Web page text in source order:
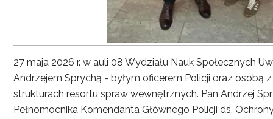
27 maja 2026 r. w auli 08 Wydziału Nauk Społecznych
Andrzejem Sprychą - byłym oficerem Policji oraz osobą
strukturach resortu spraw wewnętrznych. Pan Andrzej
Pełnomocnika Komendanta Głównego Policji ds.